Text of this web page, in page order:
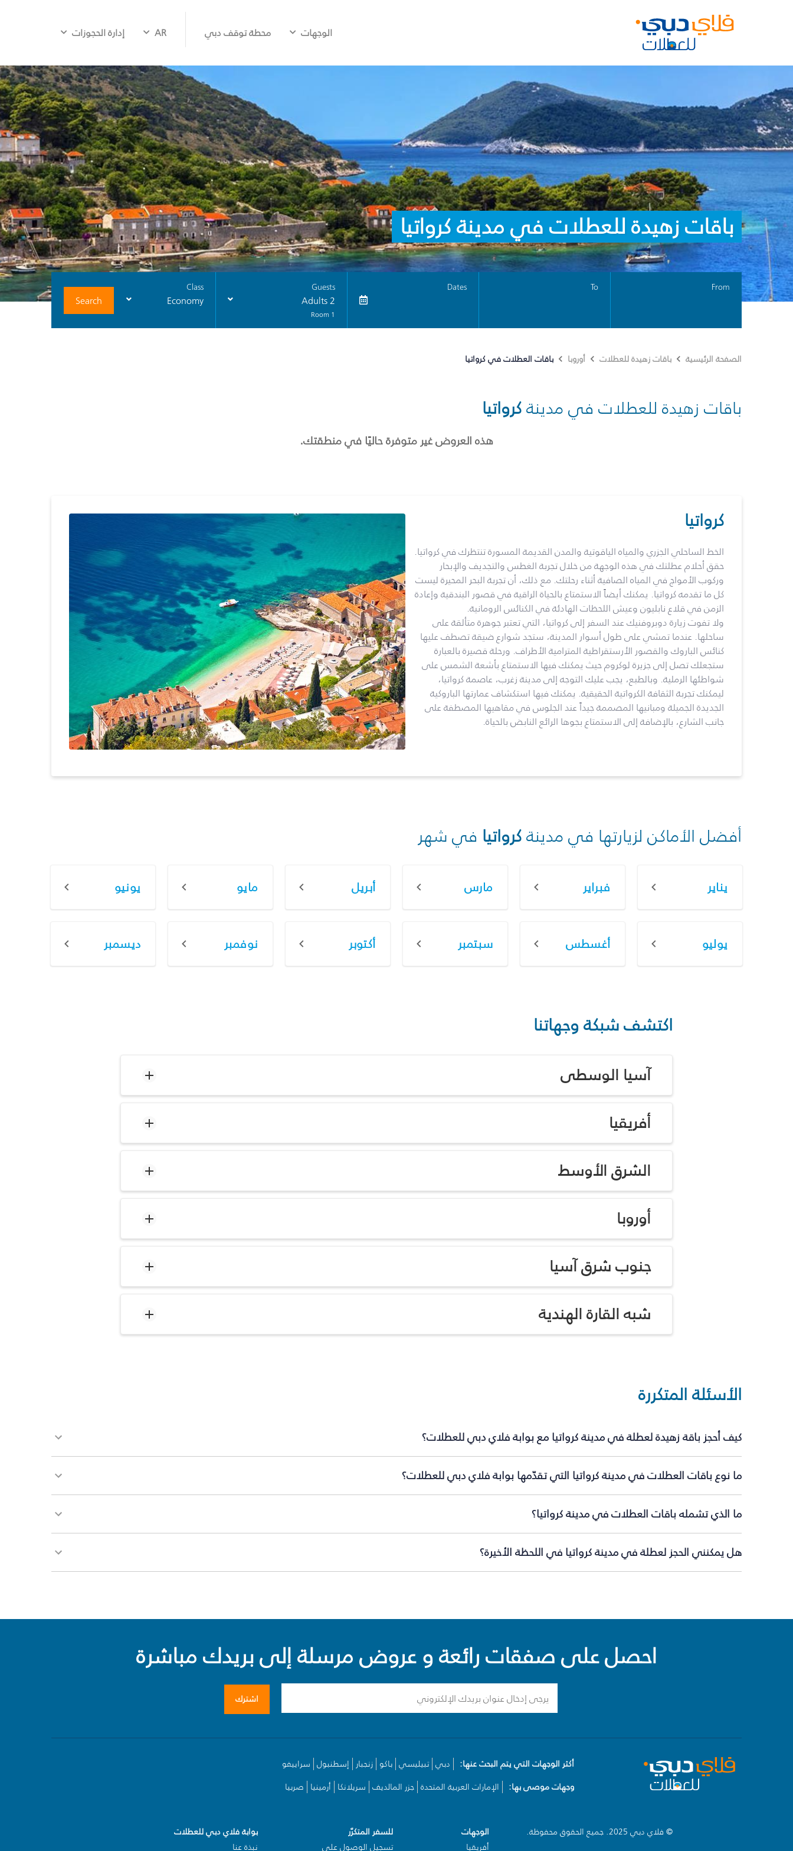
الوجهات محطة توقف دبي AR إدارة الحجوزات
باقات زهيدة للعطلات في مدينة كرواتيا
From
To
Dates
Guests
2 Adults
1 Room
Class
Economy
Search
الصفحة الرئيسية باقات زهيدة للعطلات أوروبا باقات العطلات في كرواتيا
باقات زهيدة للعطلات في مدينةكرواتيا
هذه العروض غير متوفرة حاليًا في منطقتك.
كرواتيا
الخط الساحلي الجزري والمياه الياقوتية والمدن القديمة المسورة تنتظرك في كرواتيا.
حقق أحلام عطلتك في هذه الوجهة من خلال تجربة الغطس والتجديف والإبحار
وركوب الأمواج في المياه الصافية أثناء رحلتك. مع ذلك، أن تجربة البحر المحيرة ليست
كل ما تقدمه كرواتيا. يمكنك أيضاً الاستمتاع بالحياة الراقية في قصور البندقية وإعادة
الزمن في قلاع نابليون وعيش اللحظات الهادئة في الكنائس الرومانية.
ولا تفوت زيارة دوبروفنيك عند السفر إلى كرواتيا، التي تعتبر جوهرة متألقة على
ساحلها. عندما تمشي على طول أسوار المدينة، ستجد شوارع ضيقة تصطف عليها
كنائس الباروك والقصور الأرستقراطية المترامية الأطراف. ورحلة قصيرة بالعبارة
ستجعلك تصل إلى جزيرة لوكروم حيث يمكنك فيها الاستمتاع بأشعة الشمس على
شواطئها الرملية. وبالطبع، يجب عليك التوجه إلى مدينة زغرب، عاصمة كرواتيا،
ليمكنك تجربة الثقافة الكرواتية الحقيقية. يمكنك فيها استكشاف عمارتها الباروكية
الجديدة الجميلة ومبانيها المصممة جيداً عند الجلوس في مقاهيها المصطفة على
جانب الشارع، بالإضافة إلى الاستمتاع بجوها الرائع النابض بالحياة.
أفضل الأماكن لزيارتها في مدينةكرواتيا في شهر
يناير فبراير مارس أبريل مايو يونيو
يوليو أغسطس سبتمبر أكتوبر نوفمبر ديسمبر
اكتشف شبكة وجهاتنا
آسيا الوسطى
أفريقيا
الشرق الأوسط
أوروبا
جنوب شرق آسيا
شبه القارة الهندية
الأسئلة المتكررة
كيف أحجز باقة زهيدة لعطلة في مدينة كرواتيا مع بوابة فلاي دبي للعطلات؟
ما نوع باقات العطلات في مدينة كرواتيا التي تقدّمها بوابة فلاي دبي للعطلات؟
ما الذي تشمله باقات العطلات في مدينة كرواتيا؟
هل يمكنني الحجز لعطلة في مدينة كرواتيا في اللحظة الأخيرة؟
احصل على صفقات رائعة و عروض مرسلة إلى بريدك مباشرة
اشترك
أكثر الوجهات التي يتم البحث عنها: دبي تبيليسي باكو زنجبار إسطنبول سراييفو
وجهات موصى بها:
الإمارات العربية المتحدة جزر المالديف سريلانكا أرمينيا صربيا
© فلاي دبي 2025. جميع الحقوق محفوظة.
الوجهات
أفريقيا
للسفر المتكرّر
تسجيل الوصول على
بوابة فلاي دبي للعطلات
نبذة عنا